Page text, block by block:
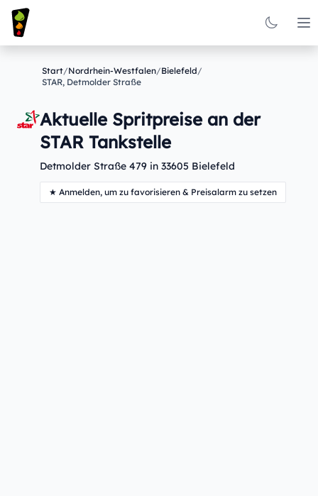
Start/Nordrhein-Westfalen/Bielefeld/
STAR, Detmolder Straße
Aktuelle Spritpreise an der
STAR Tankstelle
Detmolder Straße 479 in 33605 Bielefeld
★ Anmelden, um zu favorisieren & Preisalarm zu setzen